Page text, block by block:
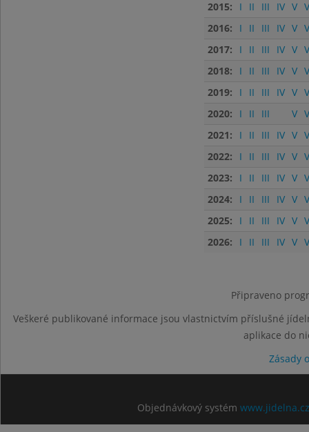
2015: I II III IV V
2016:
I II III IV V
2017:
I II III IV V
2018:
I II III IV V
2019:
I II III IV V
2020:
I II III V
2021:
I II III IV V
2022:
I II III IV V
2023:
I II III IV V
2024:
I II III IV V
2025:
I II III IV V
2026:
I II III IV V
Připraveno
Veškeré publikované informace jsou vlastnictvím příslušné
aplikace do
Zásady
Objednávkový systém www.jidelna.cz